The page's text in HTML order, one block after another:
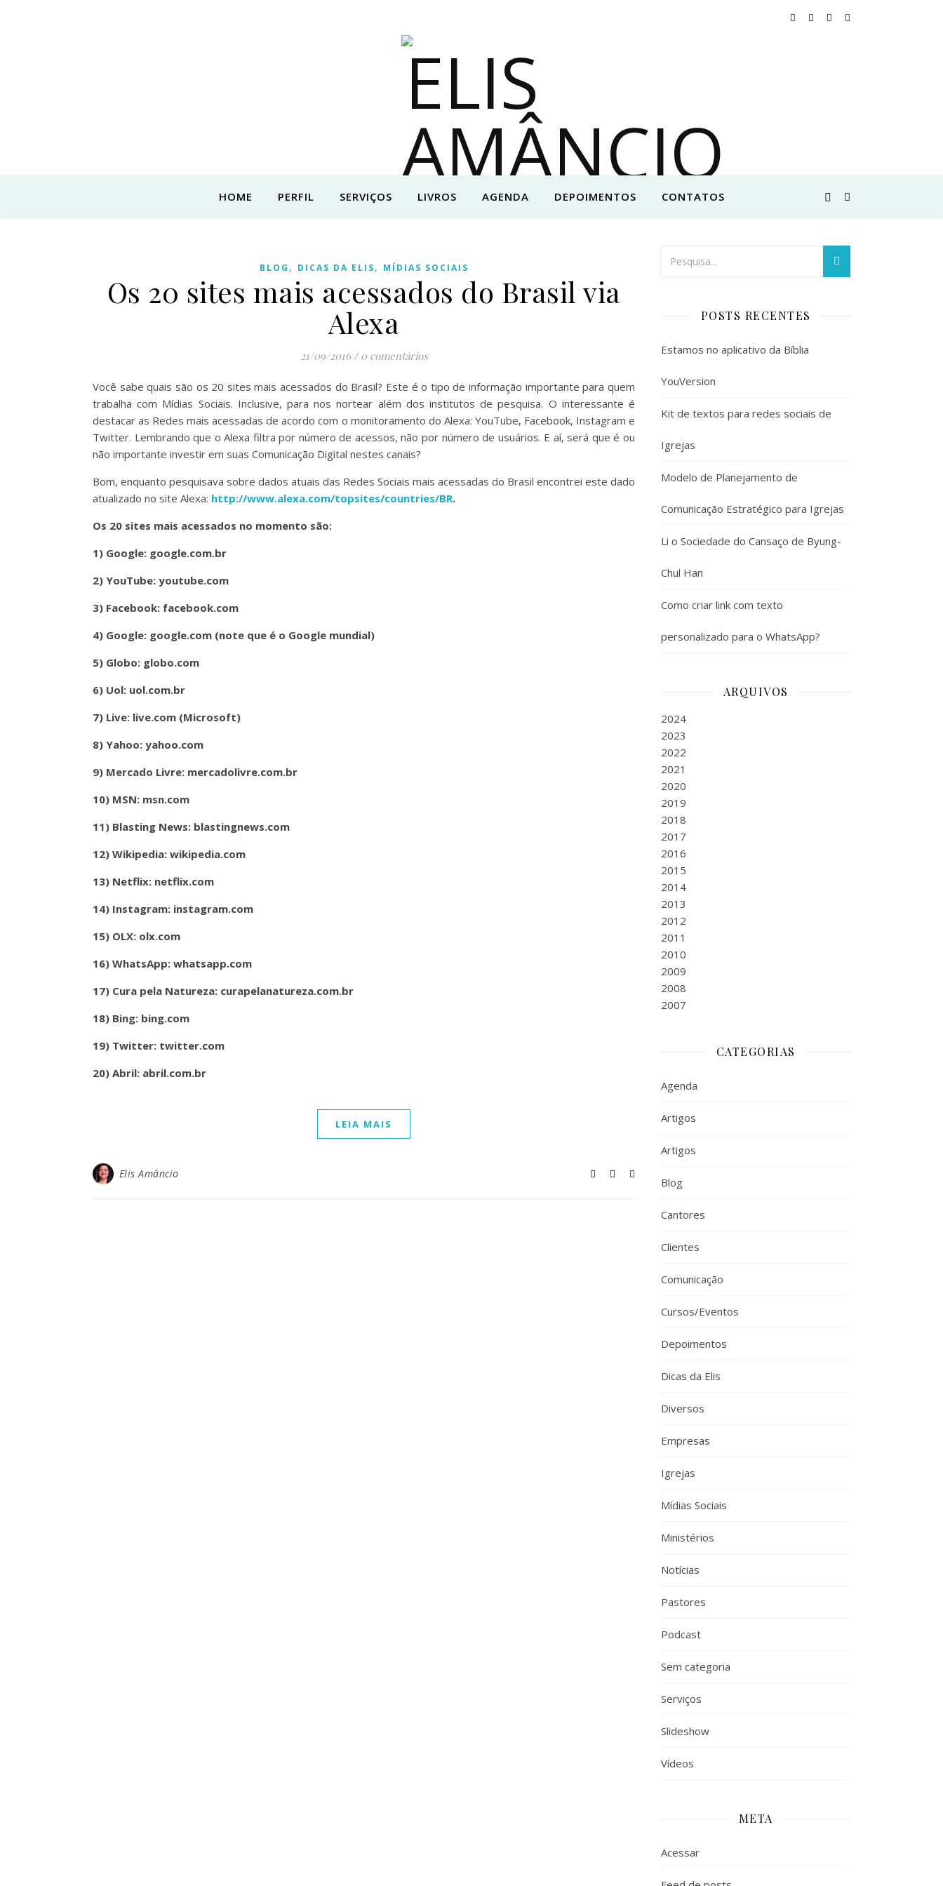
HOME PERFIL SERVIÇOS LIVROS AGENDA DEPOIMENTOS CONTATOS
BLOG , DICAS DA ELIS, MÍDIAS SOCIAIS
Os 20 sites mais acessados do Brasil via
Alexa
21/09/2016 / 0 comentários
Você sabe quais são os 20 sites mais acessados do Brasil? Este é o tipo de informação importante para quem
trabalha com Mídias Sociais. Inclusive, para nos nortear além dos institutos de pesquisa. O interessante é
destacar as Redes mais acessadas de acordo com o monitoramento do Alexa: YouTube, Facebook, Instagram e
Twitter. Lembrando que o Alexa filtra por número de acessos, não por número de usuários. E aí, será que é ou
não importante investir em suas Comunicação Digital nestes canais?
Bom, enquanto pesquisava sobre dados atuais das Redes Sociais mais acessadas do Brasil encontrei este dado
atualizado no site Alexa: http://www.alexa.com/topsites/countries/BR.
Os 20 sites mais acessados no momento são:
1) Google: google.com.br
2) YouTube: youtube.com
3) Facebook: facebook.com
4) Google: google.com (note que é o Google mundial)
5) Globo: globo.com
6) Uol: uol.com.br
7) Live: live.com (Microsoft)
8) Yahoo: yahoo.com
9) Mercado Livre: mercadolivre.com.br
10) MSN: msn.com
11) Blasting News: blastingnews.com
12) Wikipedia: wikipedia.com
13) Netflix: netflix.com
14) Instagram: instagram.com
15) OLX: olx.com
16) WhatsApp: whatsapp.com
17) Cura pela Natureza: curapelanatureza.com.br
18) Bing: bing.com
19) Twitter: twitter.com
20) Abril: abril.com.br
LEIA MAIS
Elis Amâncio
POSTS RECENTES
Estamos no aplicativo da Bíblia
YouVersion
Kit de textos para redes sociais de
Igrejas
Modelo de Planejamento de
Comunicação Estratégico para Igrejas
Li o Sociedade do Cansaço de Byung-
Chul Han
Como criar link com texto
personalizado para o WhatsApp?
ARQUIVOS
2024
2023
2022
2021
2020
2019
2018
2017
2016
2015
2014
2013
2012
2011
2010
2009
2008
2007
CATEGORIAS
Agenda
Artigos
Artigos
Blog
Cantores
Clientes
Comunicação
Cursos/Eventos
Depoimentos
Dicas da Elis
Diversos
Empresas
Igrejas
Mídias Sociais
Ministérios
Notícias
Pastores
Podcast
Sem categoria
Serviços
Slideshow
Vídeos
META
Acessar